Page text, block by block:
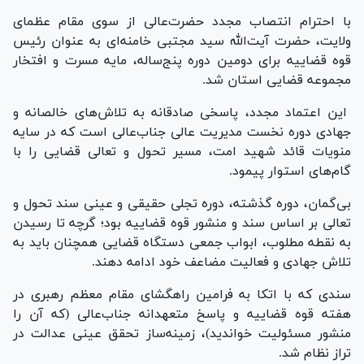
با احترام انتصاب مجدد حضرت‌عالی از سوی مقام عظمای
ولایت، حضرت آیت‌الله سید مجتبی خامنه‌ای به عنوان رئیس
قوه قضاییه برای دومین دوره پنج‌ساله، مایه مسرت و افتخار
مجموعه قضایی استان شد.
این اعتماد مجدد، پاسخی صادقانه به تلاش‌های خالصانه و
جهادی دوره نخست مدیریت عالی جناب‌عالی است که در سایه
منویات قائد شهید امت، مسیر تحول و تعالی قضایی را با
گام‌های استوار پیمود.
بی‌گمان، دوره گذشته، دوره تجلی حقیقی و عینی سند تحول و
تعالی بر اساس سند و منشور قوه قضاییه بود؛ گرچه تا رسیدن
به نقطه مطلوب، ابواب جمعی دستگاه قضایی همچنان باید به
تلاش جهادی و فعالیت مضاعف خود ادامه دهند.
سندی که با اتکا به فرامین راهگشای مقام معظم رهبری در
هفته قوه قضاییه و پاسخ متعهدانه جناب‌عالی (که آن را
منشور مسئولیت خواندید)، زمینه‌ساز تحقق عینی عدالت در
تراز نظام شد.